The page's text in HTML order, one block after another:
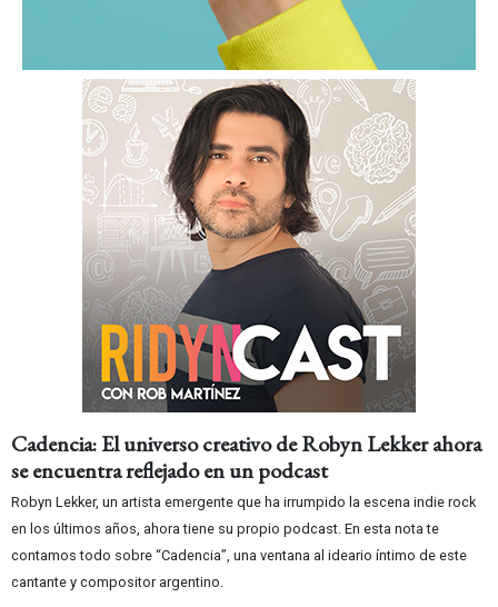
Cadencia: El universo creativo de Robyn Lekker ahora
se encuentra reflejado en un podcast
Robyn Lekker, un artista emergente que ha irrumpido la escena indie rock
en los últimos años, ahora tiene su propio podcast. En esta nota te
contamos todo sobre “Cadencia”, una ventana al ideario íntimo de este
cantante y compositor argentino.